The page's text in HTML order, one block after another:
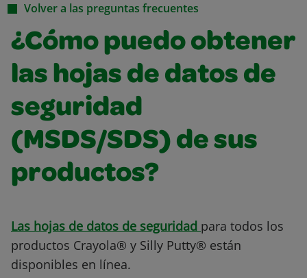
Volver a las preguntas frecuentes
¿Cómo puedo obtener
las hojas de datos de
seguridad
(MSDS/SDS) de sus
productos?
Las hojas de datos de seguridad para todos los
productos Crayola® y Silly Putty® están
disponibles en línea.